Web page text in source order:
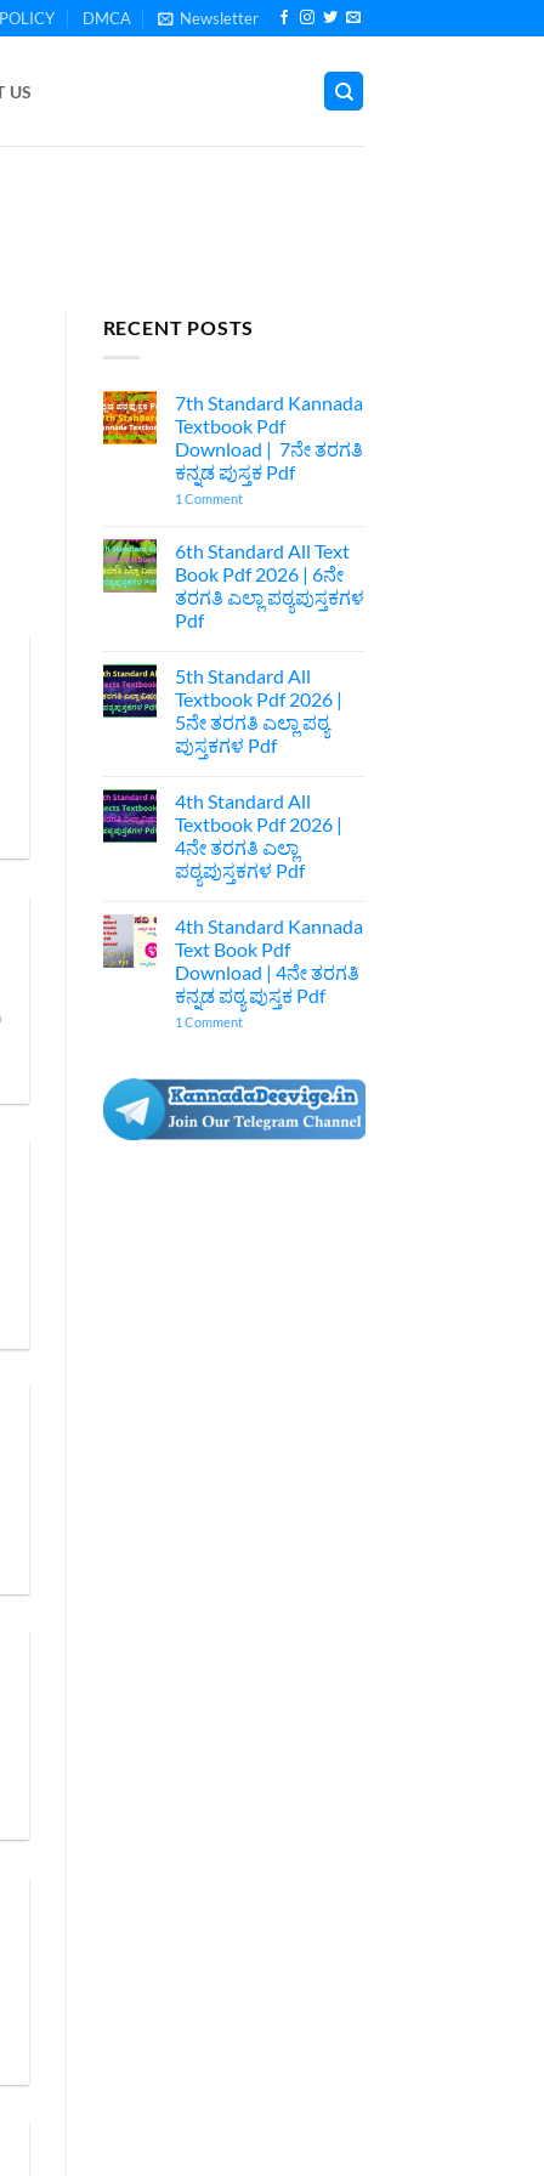
DMCA Newsletter
US
RECENT POSTS
7th Standard Kannada
Textbook Pdf
Download | 7ನೇ ತರಗತಿ
ಕನ್ನಡ ಪುಸ್ತಕ Pdf
1 Commenton
Kannada
Textbook
Pdf
Download
|
ಪುಸ್ತಕ
Pdf
6th Standard All Text
Book Pdf 2026 | 6ನೇ
ತರಗತಿ ಎಲ್ಲಾ ಪಠ್ಯಪುಸ್ತಕಗಳ
Pdf
on
6th
Standard
All
Text
Book
|
6ನೇ
ತರಗತಿ
ಎಲ್ಲಾ
ಪಠ್ಯಪುಸ್ತಕಗಳ
Pdf
5th Standard All
Textbook Pdf 2026 |
5ನೇ ತರಗತಿ ಎಲ್ಲಾ ಪಠ್ಯ
ಪುಸ್ತಕಗಳ Pdf
on
5th
Standard
All
Textbook
Pdf
5ನೇ
ತರಗತಿ
ಎಲ್ಲಾ
ಪಠ್ಯ
ಪುಸ್ತಕಗಳ
Pdf
4th Standard All
Textbook Pdf 2026 |
4ನೇ ತರಗತಿ ಎಲ್ಲಾ
ಪಠ್ಯಪುಸ್ತಕಗಳ Pdf
on
4th
Standard
All
Textbook
Pdf
2026
ಎಲ್ಲಾ
ಪಠ್ಯಪುಸ್ತಕಗಳ
Pdf
4th Standard Kannada
Text Book Pdf
Download | 4ನೇ ತರಗತಿ
ಕನ್ನಡ ಪಠ್ಯ ಪುಸ್ತಕ Pdf
1 Commenton
Text
Book
Pdf
Download